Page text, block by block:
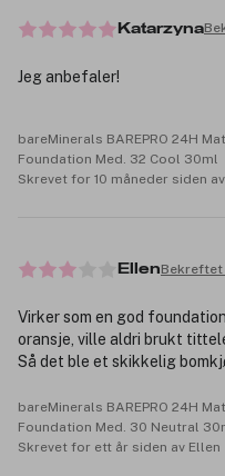
Katarzyna
Jeg anbefaler!
bareMinerals BAREPRO 24H
Foundation Med. 32 Cool 30ml
Skrevet for 10 måneder siden
Ellen
Virker som en god
oransje, ville aldri brukt
Så det ble et skikkelig
bareMinerals BAREPRO 24H
Foundation Med. 30 Neutral
Skrevet for ett år siden av Ellen